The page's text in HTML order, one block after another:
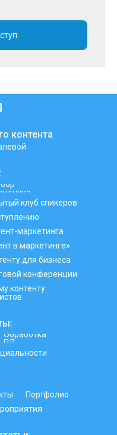
в маркетинге»
маркетинга
для бизнеса
контенту
конференции
клуб спикеров
Портфолио
Обработка
ПД
контента